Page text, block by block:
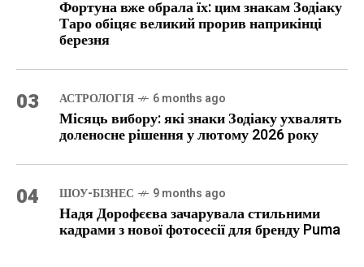
Фортуна вже обрала їх: цим знакам Зодіаку
Таро обіцяє великий прорив наприкінці
березня
03 АСТРОЛОГІЯ 6 months ago
Місяць вибору: які знаки Зодіаку ухвалять
доленосне рішення у лютому 2026 року
04 ШОУ-БІЗНЕС 9 months ago
Надя Дорофєєва зачарувала стильними
кадрами з нової фотосесії для бренду Puma